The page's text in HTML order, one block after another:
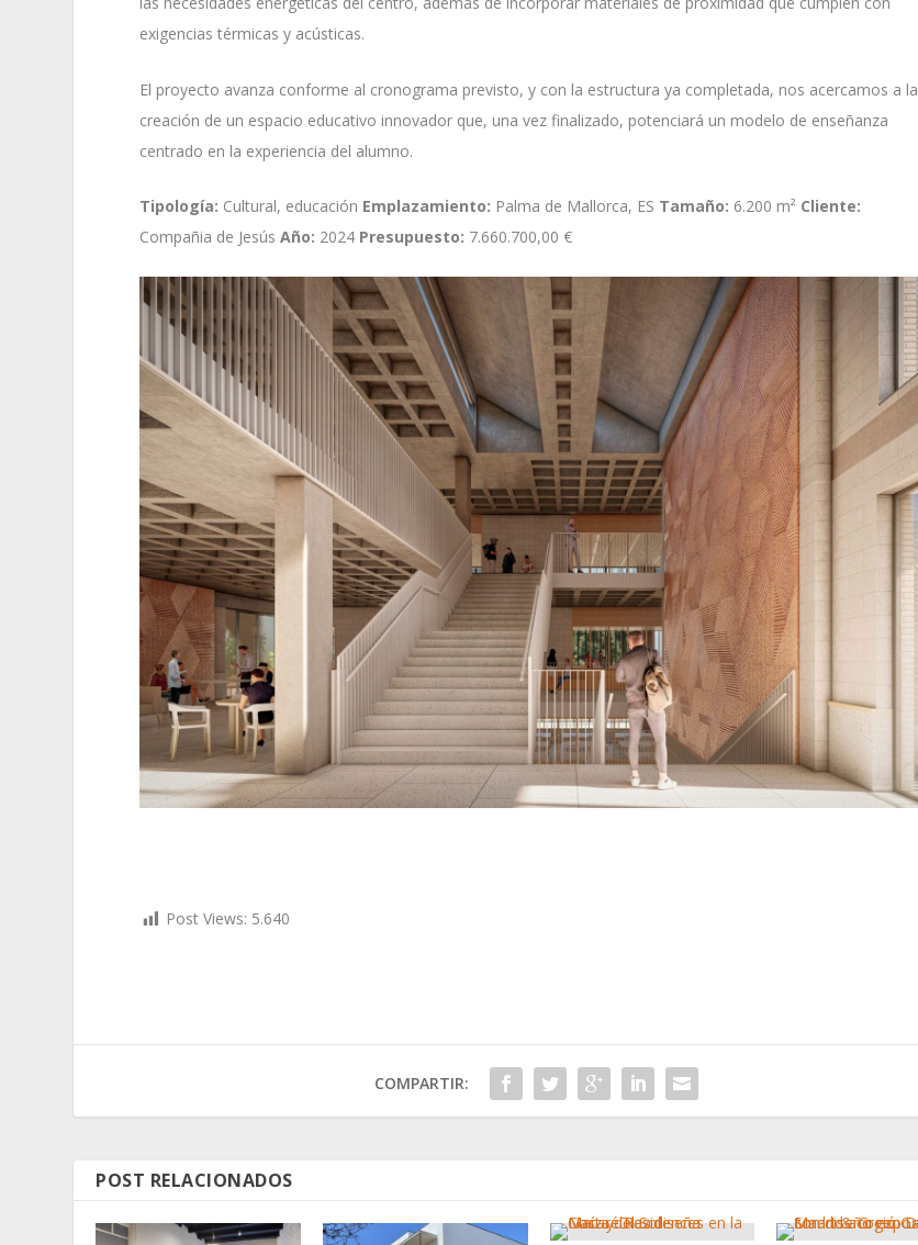
exigencias térmicas y acústicas.
El proyecto avanza conforme al cronograma previsto, y con la estructura ya completada, nos acercamos a la
creación de un espacio educativo innovador que, una vez finalizado, potenciará un modelo de enseñanza
centrado en la experiencia del alumno.
Tipología: Cultural, educación Emplazamiento: Palma de Mallorca, ES Tamaño: 6.200 m² Cliente:
Compañia de JesúsAño: 2024 Presupuesto: 7.660.700,00 €
Post Views: 5.640
COMPARTIR:
POST RELACIONADOS